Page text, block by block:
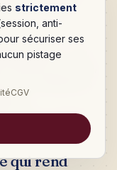
et l'effet
réels— au
six mois,
de
au bon endroit.
qui rend
strictement
anti-
sécuriser ses
pistage
CGV